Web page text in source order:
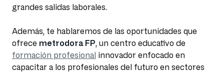
grandes salidas laborales.
Además, te hablaremos de las oportunidades que
ofrece metrodora FP, un centro educativo de
formación profesional innovador enfocado en
capacitar a los profesionales del futuro en sectores